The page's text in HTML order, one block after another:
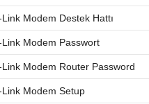
Link Modem Destek Hattı
Link Modem Passwort
Link Modem Router Password
Link Modem Setup